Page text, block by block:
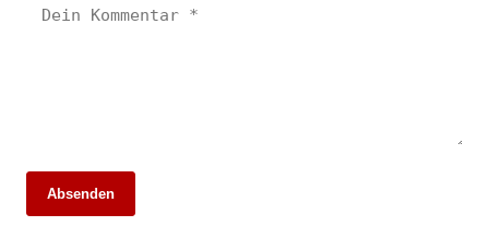
Absenden
17. April 2026